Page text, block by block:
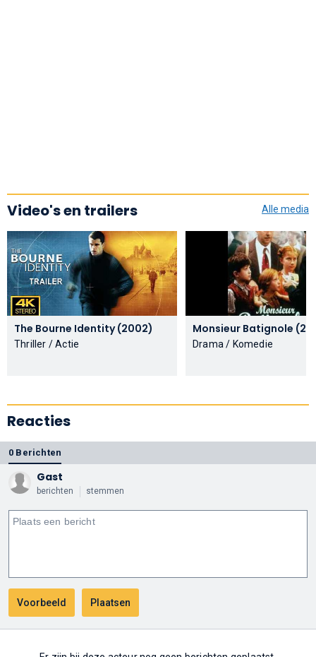
Video's en trailers Alle media
The Bourne Identity (2002)
Thriller / Actie
Monsieur
Drama / Komedie
Reacties
0 Berichten
Gast
berichten stemmen